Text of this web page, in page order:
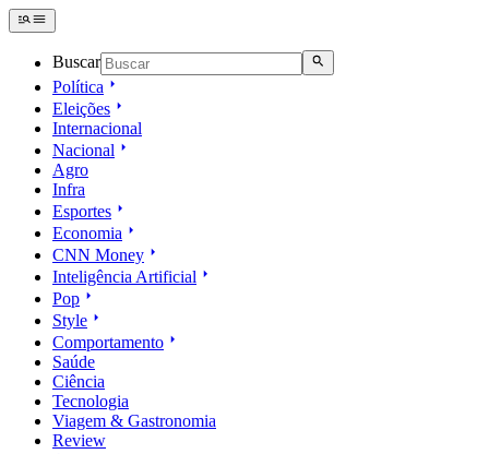
Buscar
Política
Eleições
Internacional
Nacional
Agro
Infra
Esportes
Economia
CNN Money
Inteligência Artificial
Pop
Style
Comportamento
Saúde
Ciência
Tecnologia
Viagem & Gastronomia
Review